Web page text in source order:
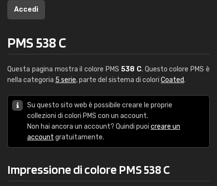
Accedi
PMS 538 C
Questa pagina mostra il colore PMS 538 C. Questo colore PMS è
nella categoria 5 serie, parte del sistema di colori Coated.
Su questo sito web è possibile creare le proprie
collezioni di colori PMS con un account.
Non hai ancora un account? Quindi puoi creare un
account gratuitamente.
Impressione di colore PMS 538 C